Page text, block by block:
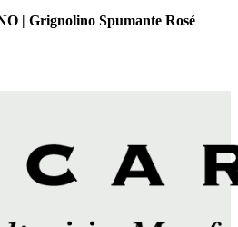
| Grignolino Spumante Rosé